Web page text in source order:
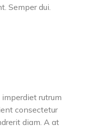
Semper dui.
rutrum
consectetur
diam. A at